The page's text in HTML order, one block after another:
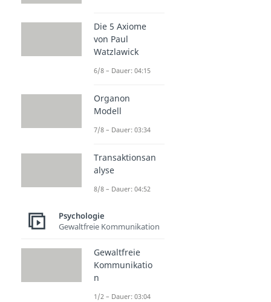
Die 5 Axiome
von Paul
Watzlawick
6/8 – Dauer: 04:15
Organon
Modell
7/8 – Dauer: 03:34
Transaktionsan
alyse
8/8 – Dauer: 04:52
Psychologie
Gewaltfreie Kommunikation
Gewaltfreie
Kommunikatio
n
1/2 – Dauer: 03:04